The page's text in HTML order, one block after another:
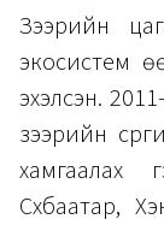
Зээрийн
экосистем
эхэлсэн.
зээрийн
хамгаалах
Сүхбаатар,